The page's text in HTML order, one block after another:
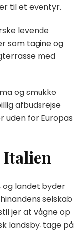
til et eventyr.
levende
som tagine og
med
og smukke
afbudsrejse
uden for Europas
Italien
og landet byder
selskab
jer at vågne op
landsby, tage på